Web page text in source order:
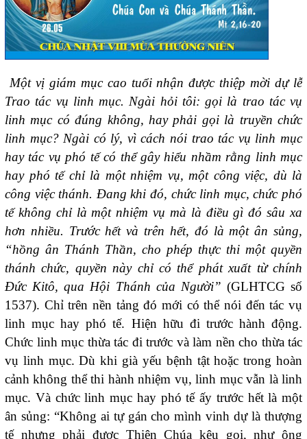
Một vị giám mục cao tuổi nhận được thiệp mời dự lễ
Trao tác vụ linh mục. Ngài hỏi tôi: gọi là trao tác vụ
linh mục có đúng không, hay phải gọi là truyền chức
linh mục? Ngài có lý, vì cách nói trao tác vụ linh mục
hay tác vụ phó tế có thể gây hiểu nhầm rằng linh mục
hay phó tế chỉ là một nhiệm vụ, một công việc, dù là
công việc thánh. Đang khi đó, chức linh mục, chức phó
tế không chỉ là một nhiệm vụ mà là điều gì đó sâu xa
hơn nhiều. Trước hết và trên hết, đó là một ân sủng,
“hồng ân Thánh Thần, cho phép thực thi một quyền
thánh chức, quyền này chỉ có thể phát xuất từ chính
Đức Kitô, qua Hội Thánh của Người” (GLHTCG số
1537). Chỉ trên nền tảng đó mới có thể nói đến tác vụ
linh mục hay phó tế. Hiện hữu đi trước hành động.
Chức linh mục thừa tác đi trước và làm nền cho thừa tác
vụ linh mục. Dù khi già yếu bệnh tật hoặc trong hoàn
cảnh không thể thi hành nhiệm vụ, linh mục vẫn là linh
mục. Và chức linh mục hay phó tế ấy trước hết là một
ân sủng: “Không ai tự gán cho mình vinh dự là thượng
tế nhưng phải được Thiên Chúa kêu gọi, như ông